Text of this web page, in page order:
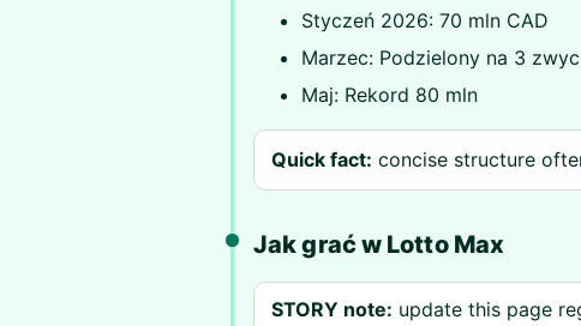
Styczeń 2026: 70 mln CAD
Marzec: Podzielony na 3
Maj: Rekord 80 mln
Quick fact: concise structure
Jak grać w Lotto Max
STORY note: update this page